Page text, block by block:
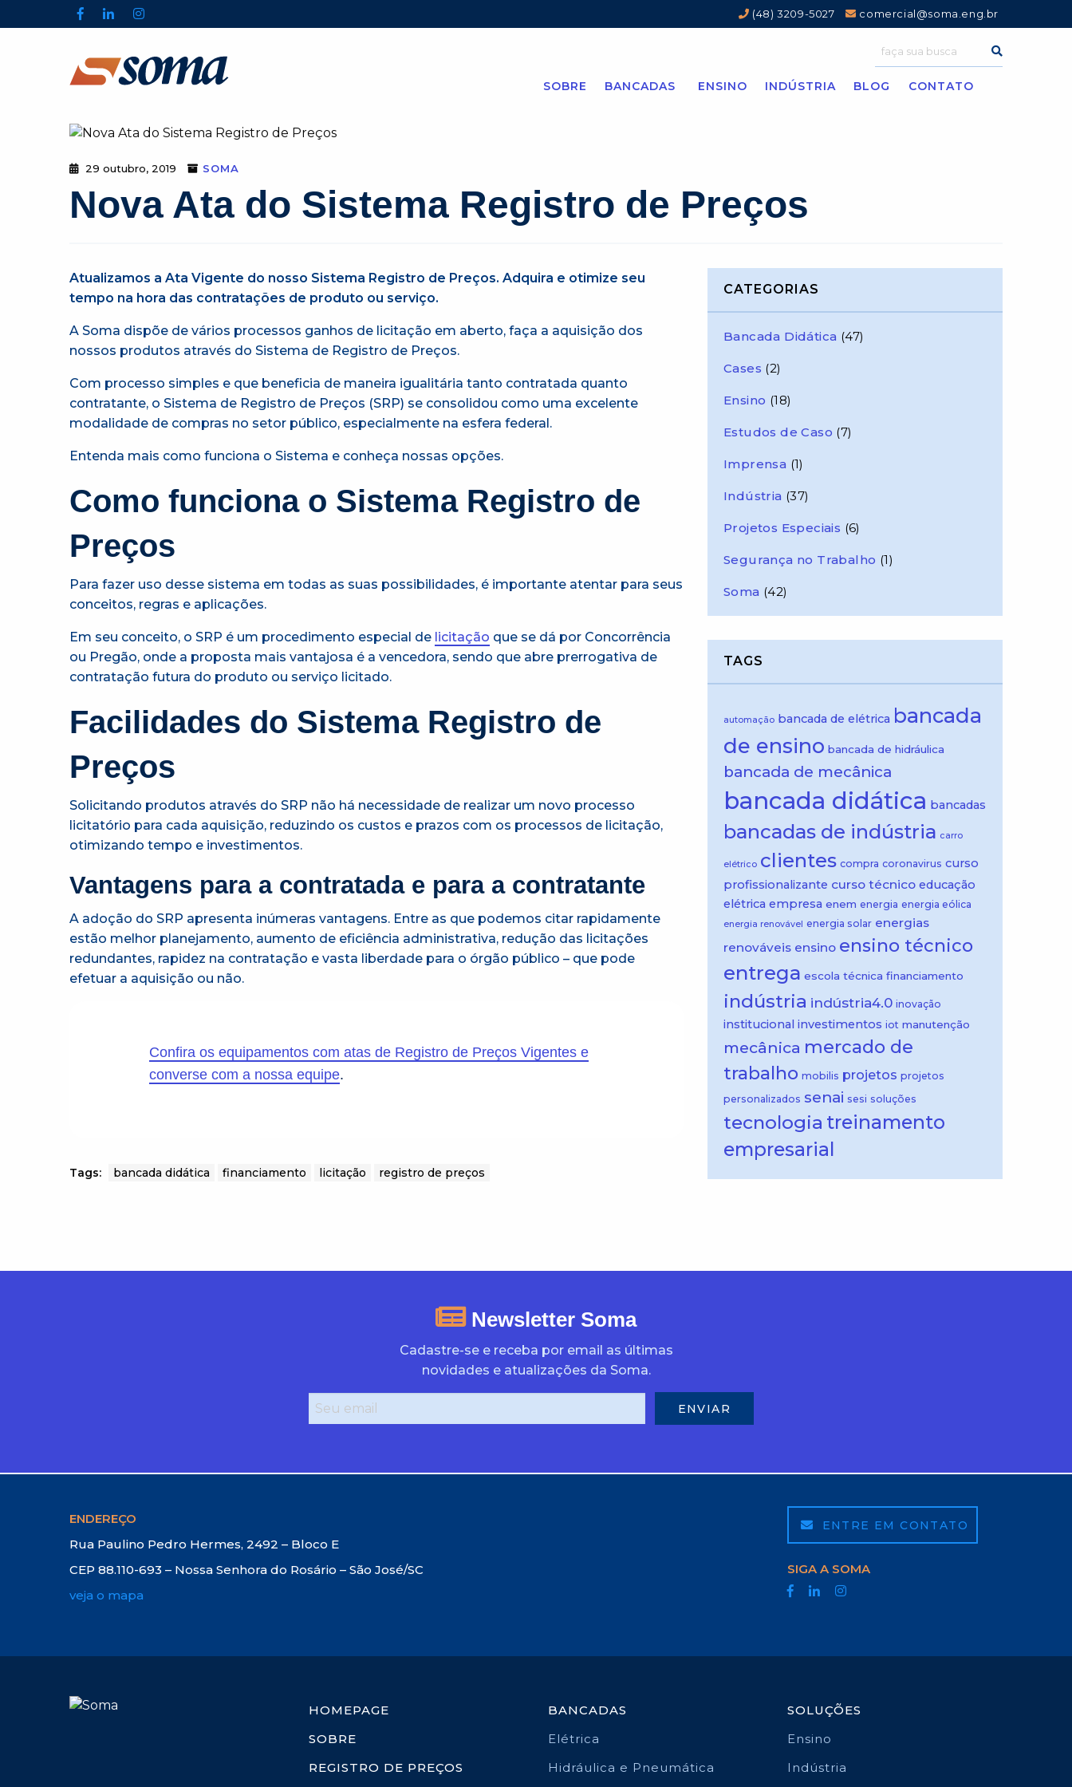
(48) 3209-5027 comercial@soma.eng.br
SOBRE BANCADAS ENSINO INDÚSTRIA BLOG CONTATO
29 outubro, 2019 SOMA
Nova Ata do Sistema Registro de Preços
Atualizamos a Ata Vigente do nosso Sistema Registro de Preços. Adquira e otimize seu
tempo na hora das contratações de produto ou serviço.
A Soma dispõe de vários processos ganhos de licitação em aberto, faça a aquisição dos
nossos produtos através do Sistema de Registro de Preços.
Com processo simples e que beneficia de maneira igualitária tanto contratada quanto
contratante, o Sistema de Registro de Preços (SRP) se consolidou como uma excelente
modalidade de compras no setor público, especialmente na esfera federal.
Entenda mais como funciona o Sistema e conheça nossas opções.
Como funciona o Sistema Registro de
Preços
Para fazer uso desse sistema em todas as suas possibilidades, é importante atentar para seus
conceitos, regras e aplicações.
Em seu conceito, o SRP é um procedimento especial de licitação que se dá por Concorrência
ou Pregão, onde a proposta mais vantajosa é a vencedora, sendo que abre prerrogativa de
contratação futura do produto ou serviço licitado.
Facilidades do Sistema Registro de
Preços
Solicitando produtos através do SRP não há necessidade de realizar um novo processo
licitatório para cada aquisição, reduzindo os custos e prazos com os processos de licitação,
otimizando tempo e investimentos.
Vantagens para a contratada e para a contratante
A adoção do SRP apresenta inúmeras vantagens. Entre as que podemos citar rapidamente
estão melhor planejamento, aumento de eficiência administrativa, redução das licitações
redundantes, rapidez na contratação e vasta liberdade para o órgão público – que pode
efetuar a aquisição ou não.
Confira os equipamentos com atas de Registro de Preços Vigentes e
converse com a nossa equipe.
Tags: bancada didática financiamento licitação registro de preços
CATEGORIAS
Bancada Didática (47)
Cases (2)
Ensino (18)
Estudos de Caso (7)
Imprensa (1)
Indústria (37)
Projetos Especiais (6)
Segurança no Trabalho (1)
Soma (42)
TAGS
automação bancada de elétrica bancada
de ensino bancada de hidráulica
bancada de mecânica
bancada didática bancadas
bancadas de indústria carro
elétrico clientes compra coronavirus curso
profissionalizante curso técnico educação
elétrica empresa enem energia energia eólica
energia renovável energia solar energias
renováveis ensino ensino técnico
entrega escola técnica financiamento
indústria indústria4.0 inovação
institucional investimentos iot manutenção
mecânica mercado de
trabalho mobilis projetos projetos
personalizados senai sesi soluções
tecnologia treinamento
empresarial
Newsletter Soma
Cadastre-se e receba por email as últimas
novidades e atualizações da Soma.
ENDEREÇO
Rua Paulino Pedro Hermes, 2492 – Bloco E
CEP 88.110-693 – Nossa Senhora do Rosário – São José/SC
veja o mapa
ENTRE EM CONTATO
SIGA A SOMA
HOMEPAGE
SOBRE
REGISTRO DE PREÇOS
BANCADAS
Elétrica
Hidráulica e Pneumática
SOLUÇÕES
Ensino
Indústria